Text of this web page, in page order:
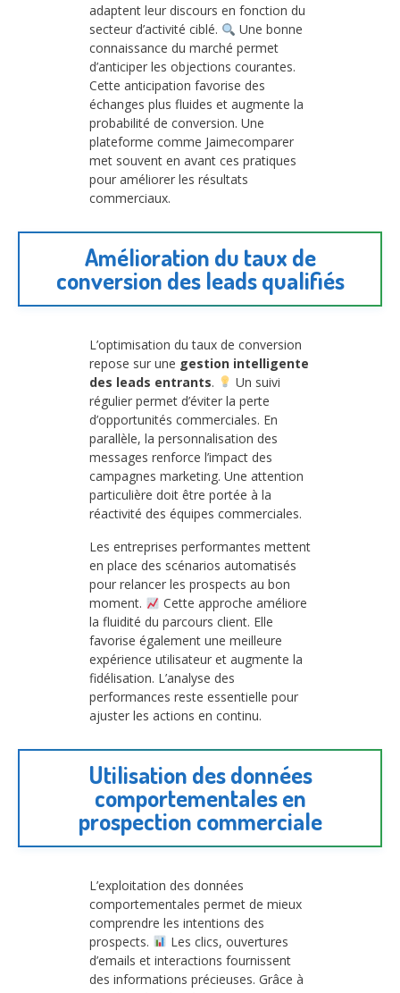
adaptent leur discours en fonction du
secteur d’activité ciblé.
Une bonne
connaissance du marché permet
d’anticiper les objections courantes.
Cette anticipation favorise des
échanges plus fluides et augmente la
probabilité de conversion. Une
plateforme comme Jaimecomparer
met souvent en avant ces pratiques
pour améliorer les résultats
commerciaux.
Amélioration du taux de
conversion des leads qualifiés
L’optimisation du taux de conversion
repose sur une gestion intelligente
des leads entrants.
Un suivi
régulier permet d’éviter la perte
d’opportunités commerciales. En
parallèle, la personnalisation des
messages renforce l’impact des
campagnes marketing. Une attention
particulière doit être portée à la
réactivité des équipes commerciales.
Les entreprises performantes mettent
en place des scénarios automatisés
pour relancer les prospects au bon
moment.
Cette approche améliore
la fluidité du parcours client. Elle
favorise également une meilleure
expérience utilisateur et augmente la
fidélisation. L’analyse des
performances reste essentielle pour
ajuster les actions en continu.
Utilisation des données
comportementales en
prospection commerciale
L’exploitation des données
comportementales permet de mieux
comprendre les intentions des
prospects.
Les clics, ouvertures
d’emails et interactions fournissent
des informations précieuses. Grâce à